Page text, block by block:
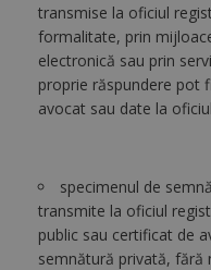
transmise la oficiul
formalitate, prin
electronică sau prin
proprie răspundere pot
avocat sau date la
specimenul de
transmite la oficiul
public sau certificat de
semnătură privată,